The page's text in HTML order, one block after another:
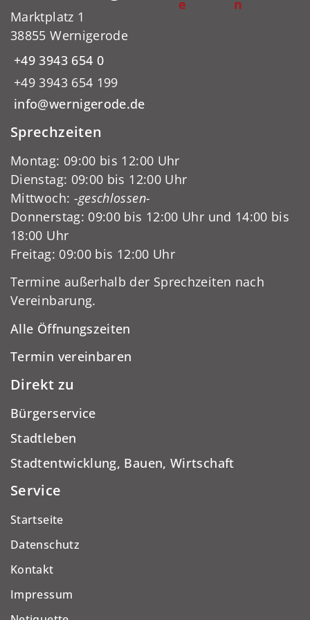
e
n
Marktplatz 1
38855 Wernigerode
+49 3943 654 0
+49 3943 654 199
info@wernigerode.de
Sprechzeiten
Montag: 09:00 bis 12:00 Uhr
Dienstag: 09:00 bis 12:00 Uhr
Mittwoch: -geschlossen-
Donnerstag: 09:00 bis 12:00 Uhr und 14:00 bis
18:00 Uhr
Freitag: 09:00 bis 12:00 Uhr
Termine außerhalb der Sprechzeiten nach
Vereinbarung.
Alle Öffnungszeiten
Termin vereinbaren
Direkt zu
Bürgerservice
Stadtleben
Stadtentwicklung, Bauen, Wirtschaft
Service
Startseite
Datenschutz
Kontakt
Impressum